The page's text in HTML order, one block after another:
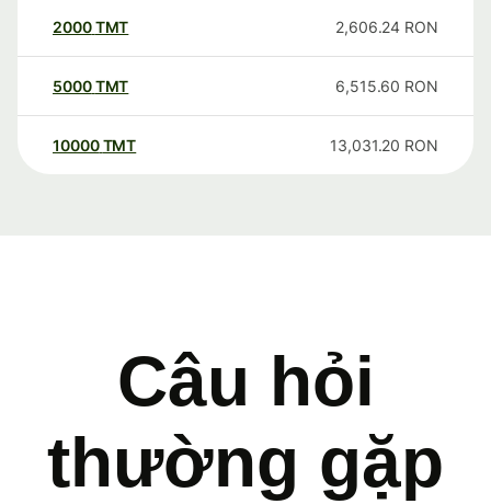
2000TMT 2,606.24 RON
5000TMT 6,515.60 RON
10000 TMT 13,031.20 RON
Câu hỏi
thường gặp